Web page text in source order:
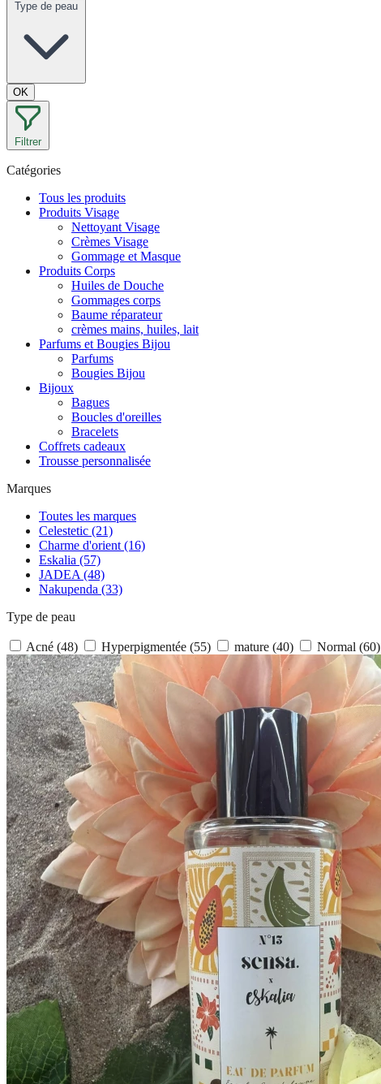
Type de peau
OK
Filtrer
Catégories
Tous les produits
Produits Visage
Nettoyant Visage
Crèmes Visage
Gommage et Masque
Produits Corps
Huiles de Douche
Gommages corps
Baume réparateur
crèmes mains, huiles, lait
Parfums et Bougies Bijou
Parfums
Bougies Bijou
Bijoux
Bagues
Boucles d'oreilles
Bracelets
Coffrets cadeaux
Trousse personnalisée
Marques
Toutes les marques
Celestetic (21)
Charme d'orient (16)
Eskalia (57)
JADEA (48)
Nakupenda (33)
Type de peau
Acné (48) Hyperpigmentée (55) mature (40) Normal (60)